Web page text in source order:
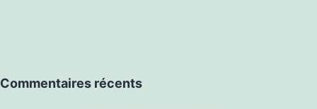
Commentaires récents